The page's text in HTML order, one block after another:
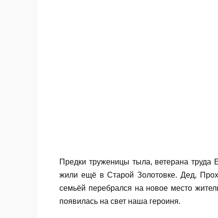
Предки труженицы тыла,
коренные казаки, жили ещё в
один из первых со своей семьёй
Новозолотовскую. Там в 1928 году и